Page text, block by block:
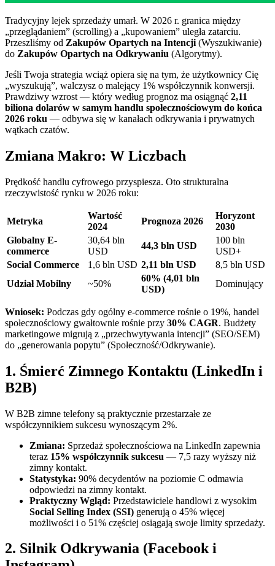
Tradycyjny lejek sprzedaży umarł. W 2026 r. granica między
„przeglądaniem” (scrolling) a „kupowaniem” uległa zatarciu.
Przeszliśmy od Zakupów Opartych na Intencji (Wyszukiwanie)
do Zakupów Opartych na Odkrywaniu (Algorytmy).
Jeśli Twoja strategia wciąż opiera się na tym, że użytkownicy Cię
„wyszukują”, walczysz o malejący 1% współczynnik konwersji.
Prawdziwy wzrost — który według prognoz ma osiągnąć 2,11
biliona dolarów w samym handlu społecznościowym do końca
2026 roku — odbywa się w kanałach odkrywania i prywatnych
wątkach czatów.
Zmiana Makro: W Liczbach
Prędkość handlu cyfrowego przyspiesza. Oto strukturalna
rzeczywistość rynku w 2026 roku:
Metryka
Wartość
2024
Prognoza 2026
Horyzont
2030
Globalny E-
commerce
30,64 bln
USD
44,3 bln USD
100 bln
USD+
Social Commerce
1,6 bln USD 2,11 bln USD
8,5 bln USD
Udział Mobilny
~50%
60% (4,01 bln
USD)
Dominujący
Wniosek: Podczas gdy ogólny e-commerce rośnie o 19%, handel
społecznościowy gwałtownie rośnie przy 30% CAGR. Budżety
marketingowe migrują z „przechwytywania intencji” (SEO/SEM)
do „generowania popytu” (Społeczność/Odkrywanie).
1. Śmierć Zimnego Kontaktu (LinkedIn i
B2B)
W B2B zimne telefony są praktycznie przestarzałe ze
współczynnikiem sukcesu wynoszącym 2%.
Zmiana: Sprzedaż społecznościowa na LinkedIn zapewnia
teraz 15% współczynnik sukcesu — 7,5 razy wyższy niż
zimny kontakt.
Statystyka: 90% decydentów na poziomie C odmawia
odpowiedzi na zimny kontakt.
Praktyczny Wgląd: Przedstawiciele handlowi z wysokim
Social Selling Index (SSI) generują o 45% więcej
możliwości i o 51% częściej osiągają swoje limity sprzedaży.
2. Silnik Odkrywania (Facebook i